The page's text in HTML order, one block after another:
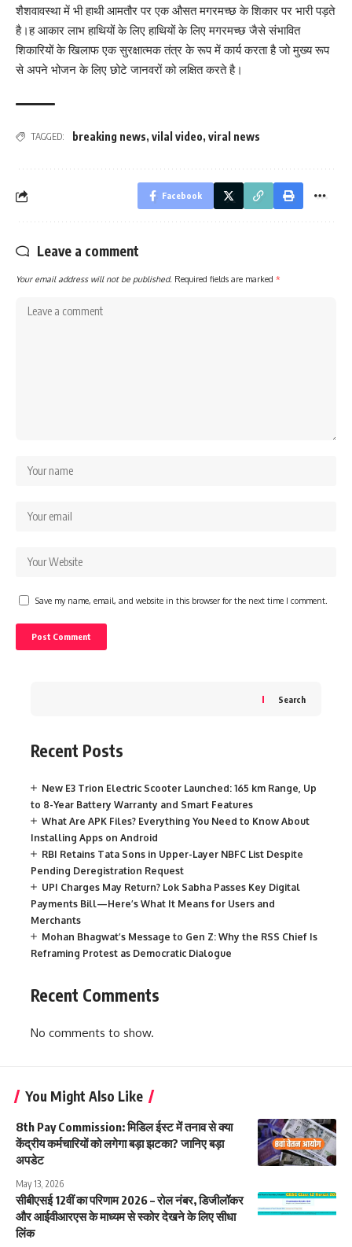
शैशवावस्था में भी हाथी आमतौर पर एक औसत मगरमच्छ के शिकार पर भारी पड़ते
है।ह आकार लाभ हाथियों के लिए हाथियों के लिए मगरमच्छ जैसे संभावित
शिकारियों के खिलाफ एक सुरक्षात्मक तंत्र के रूप में कार्य करता है जो मुख्य रूप
से अपने भोजन के लिए छोटे जानवरों को लक्षित करते है।
TAGGED: breaking news, vilal video, viral news
Facebook
Leave a comment
Your email address will not be published. Required fields are marked *
Save my name, email, and website in this browser for the next time I comment.
Search
Recent Posts
New E3 Trion Electric Scooter Launched: 165 km Range, Up
to 8-Year Battery Warranty and Smart Features
What Are APK Files? Everything You Need to Know About
Installing Apps on Android
RBI Retains Tata Sons in Upper-Layer NBFC List Despite
Pending Deregistration Request
UPI Charges May Return? Lok Sabha Passes Key Digital
Payments Bill—Here’s What It Means for Users and
Merchants
Mohan Bhagwat’s Message to Gen Z: Why the RSS Chief Is
Reframing Protest as Democratic Dialogue
Recent Comments
No comments to show.
You Might Also Like
8th Pay Commission: मिडिल ईस्ट में तनाव से क्या
केंद्रीय कर्मचारियों को लगेगा बड़ा झटका? जानिए बड़ा
अपडेट
May 13, 2026
सीबीएसई 12वीं का परिणाम 2026 – रोल नंबर, डिजीलॉकर
और आईवीआरएस के माध्यम से स्कोर देखने के लिए सीधा
लिंक